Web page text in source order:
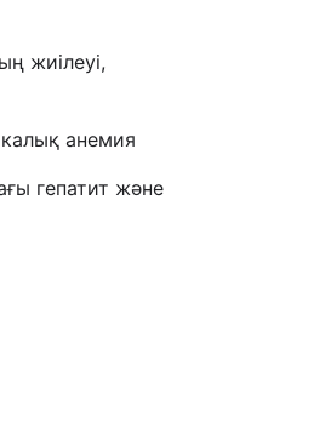
жиілеуі,
анемия
гепатит және